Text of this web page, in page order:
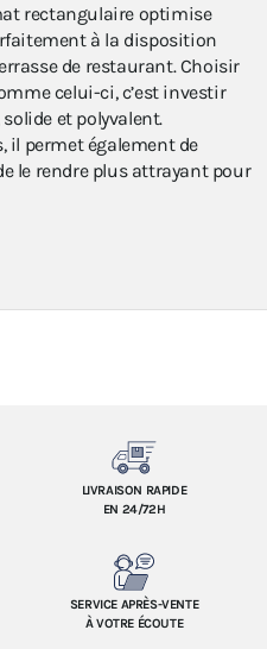
rectangulaire optimise
à la disposition
de restaurant. Choisir
celui-ci, c’est investir
et polyvalent.
il permet également de
le rendre plus attrayant pour
LIVRAISON RAPIDE
EN 24/72H
SERVICE APRÈS-VENTE
À VOTRE ÉCOUTE